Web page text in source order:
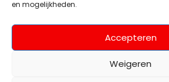
en mogelijkheden.
Accepteren
Weigeren
Mijn account
Wenslijst